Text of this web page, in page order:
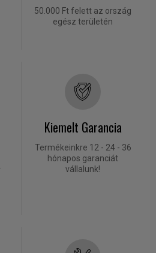
50.000 Ft felett az ország
egész területén
Kiemelt Garancia
Termékeinkre 12 - 24 - 36
hónapos garanciát
vállalunk!